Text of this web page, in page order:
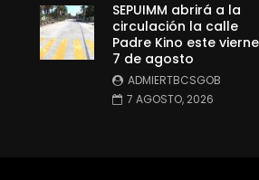
SEPUIMM abrirá a la
circulación la calle
Padre Kino este
7 de agosto
ADMIERTBCSGOB
7 AGOSTO, 2026